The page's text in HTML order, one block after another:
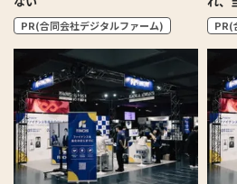
PR(合同会社デジタルファーム) PR(